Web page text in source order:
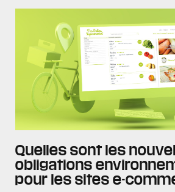
Quelles sont les
obligations
pour les sites e-